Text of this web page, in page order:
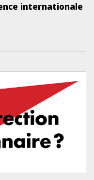
internationale